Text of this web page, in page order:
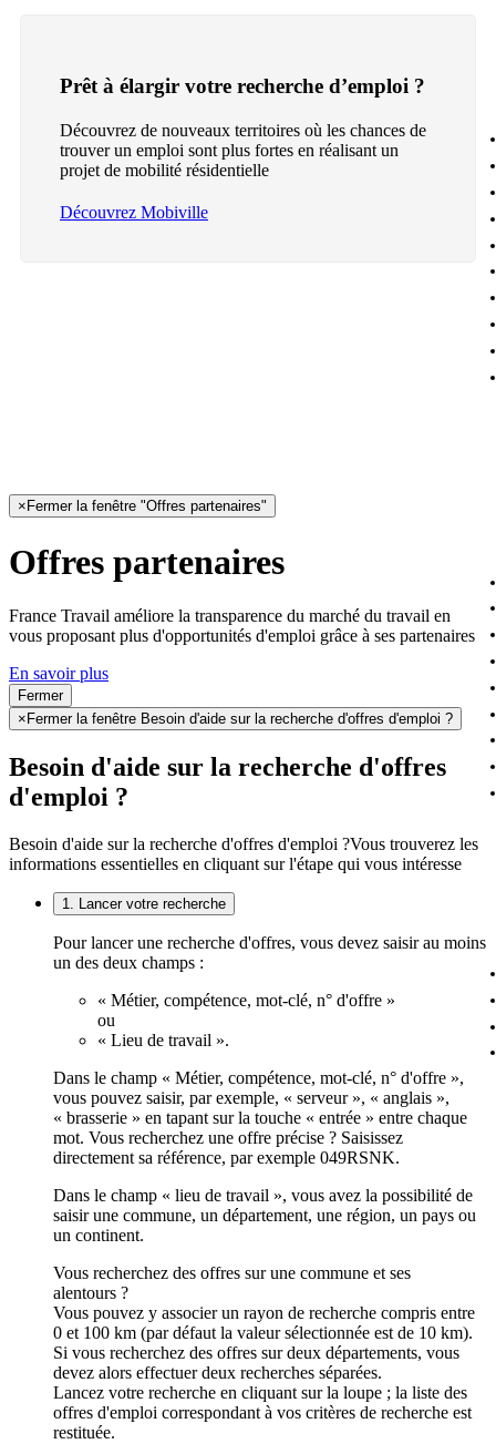
Prêt à élargir votre recherche d’emploi ?
Découvrez de nouveaux territoires où les chances de
trouver un emploi sont plus fortes en réalisant un
projet de mobilité résidentielle
Découvrez Mobiville
× Fermer la fenêtre "Offres partenaires"
Offres partenaires
France Travail améliore la transparence du marché du travail en
vous proposant plus d'opportunités d'emploi grâce à ses partenaires
En savoir plus
Fermer
× Fermer la fenêtre Besoin d'aide sur la recherche d'offres d'emploi ?
Besoin d'aide sur la recherche d'offres
d'emploi ?
Besoin d'aide sur la recherche d'offres d'emploi ?Vous trouverez les
informations essentielles en cliquant sur l'étape qui vous intéresse
1. Lancer votre recherche
Pour lancer une recherche d'offres, vous devez saisir au moins
un des deux champs :
« Métier, compétence, mot-clé, n° d'offre »
ou
« Lieu de travail ».
Dans le champ « Métier, compétence, mot-clé, n° d'offre »,
vous pouvez saisir, par exemple, « serveur », « anglais »,
« brasserie » en tapant sur la touche « entrée » entre chaque
mot. Vous recherchez une offre précise ? Saisissez
directement sa référence, par exemple 049RSNK.
Dans le champ « lieu de travail », vous avez la possibilité de
saisir une commune, un département, une région, un pays ou
un continent.
Vous recherchez des offres sur une commune et ses
alentours ?
Vous pouvez y associer un rayon de recherche compris entre
0 et 100 km (par défaut la valeur sélectionnée est de 10 km).
Si vous recherchez des offres sur deux départements, vous
devez alors effectuer deux recherches séparées.
Lancez votre recherche en cliquant sur la loupe ; la liste des
offres d'emploi correspondant à vos critères de recherche est
restituée.